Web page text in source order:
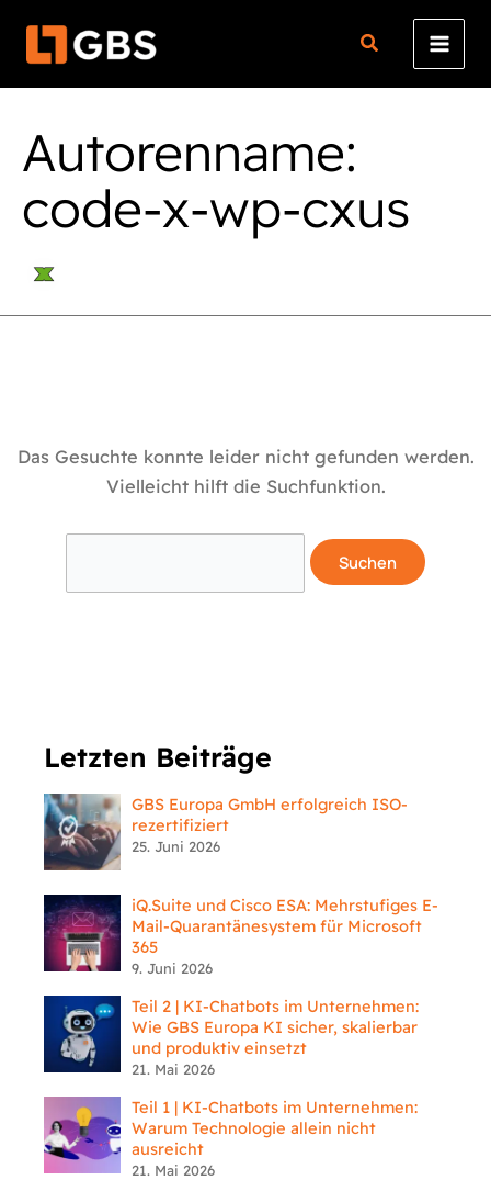
Inhalt
Autorenname:
code-x-wp-cxus
Das Gesuchte konnte leider nicht gefunden werden.
Vielleicht hilft die Suchfunktion.
nach:
Letzten Beiträge
GBS Europa GmbH erfolgreich ISO-
rezertifiziert
25. Juni 2026
iQ.Suite und Cisco ESA: Mehrstufiges E-
Mail-Quarantänesystem für Microsoft
365
9. Juni 2026
Teil 2 | KI-Chatbots im Unternehmen:
Wie GBS Europa KI sicher, skalierbar
und produktiv einsetzt
21. Mai 2026
Teil 1 | KI-Chatbots im Unternehmen:
Warum Technologie allein nicht
ausreicht
21. Mai 2026